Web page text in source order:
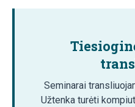
Seminarai
Užtenka turėti